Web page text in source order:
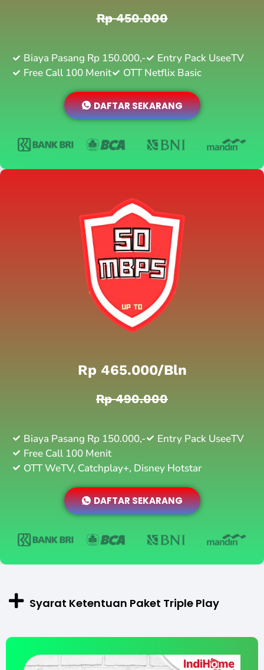
Rp 450.000
Biaya Pasang Rp 150.000,-
Entry Pack UseeTV
Free Call 100 Menit
OTT Netflix Basic
DAFTAR SEKARANG
Rp 465.000/bln
Rp 490.000
Biaya Pasang Rp 150.000,-
Entry Pack UseeTV
Free Call 100 Menit
OTT WeTV, Catchplay+, Disney Hotstar
DAFTAR SEKARANG
Syarat Ketentuan Paket Triple Play